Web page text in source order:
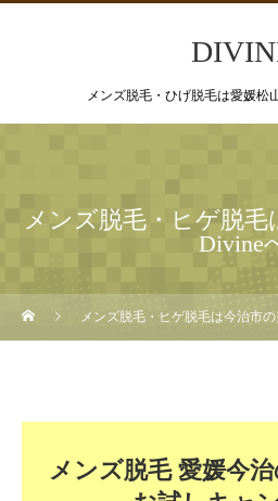
メンズ脱毛・ひげ脱毛は愛媛松
メンズ脱毛・ヒゲ脱毛
Divine
メンズ脱毛・ヒゲ脱毛は今治市
メンズ脱毛 愛媛今